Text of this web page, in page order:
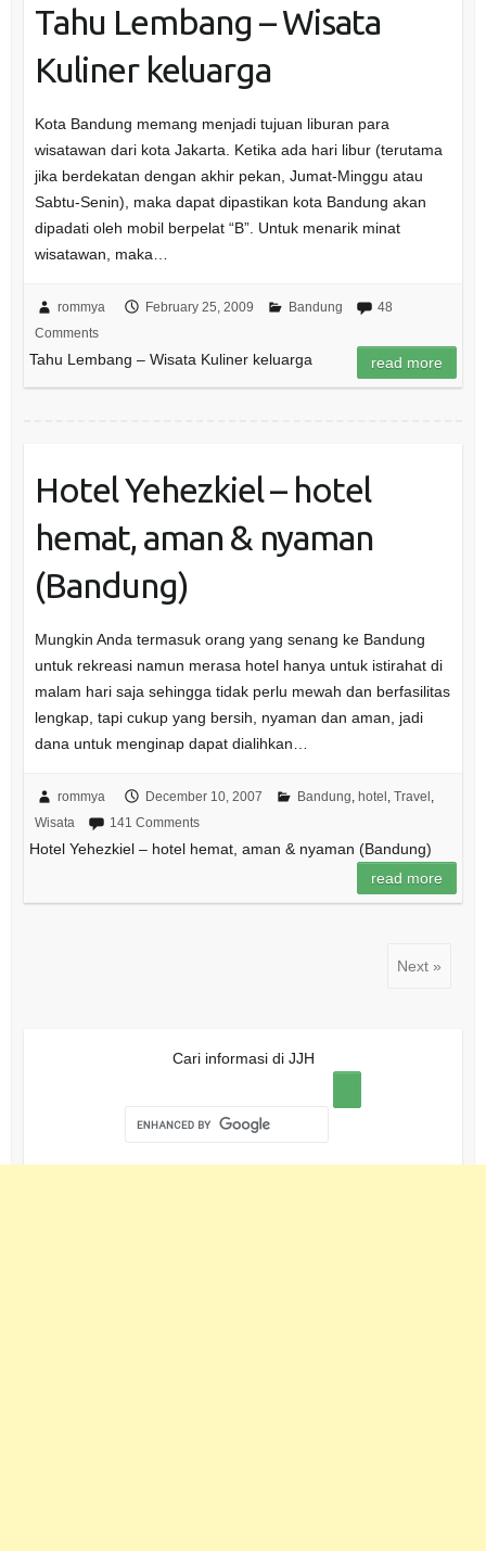
Tahu Lembang – Wisata
Kuliner keluarga
Kota Bandung memang menjadi tujuan liburan para
wisatawan dari kota Jakarta. Ketika ada hari libur (terutama
jika berdekatan dengan akhir pekan, Jumat-Minggu atau
Sabtu-Senin), maka dapat dipastikan kota Bandung akan
dipadati oleh mobil berpelat “B”. Untuk menarik minat
wisatawan, maka…
rommya February 25, 2009 Bandung
48
Comments
Tahu Lembang – Wisata Kuliner keluarga read more
Hotel Yehezkiel – hotel
hemat, aman & nyaman
(Bandung)
Mungkin Anda termasuk orang yang senang ke Bandung
untuk rekreasi namun merasa hotel hanya untuk istirahat di
malam hari saja sehingga tidak perlu mewah dan berfasilitas
lengkap, tapi cukup yang bersih, nyaman dan aman, jadi
dana untuk menginap dapat dialihkan…
rommya December 10, 2007 Bandung hotel Travel
Wisata
141 Comments
Hotel Yehezkiel – hotel hemat, aman & nyaman (Bandung)
read more
Next »
Cari informasi di JJH